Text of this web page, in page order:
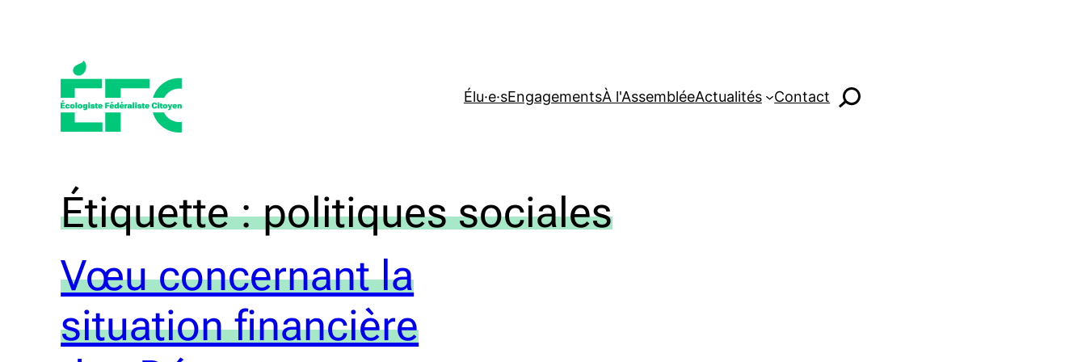
Élu·e·sEngagementsÀ l'AssembléeActualités Contact
Étiquette :politiques sociales
Vœu concernant la
situation financière